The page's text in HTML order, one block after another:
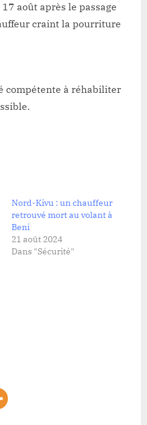
août après le passage
craint la pourriture
compétente à réhabiliter
Nord-Kivu : un chauffeur
retrouvé mort au volant à
Beni
21 août 2024
Dans "Sécurité"